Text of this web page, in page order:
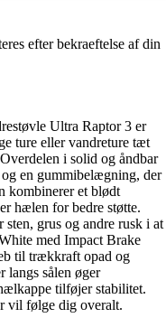
efter bekraeftelse af din
Ultra Raptor 3 er
ture eller vandreture tæt
i solid og åndbar
en gummibelægning, der
kombinerer et blødt
hælen for bedre støtte.
grus og andre rusk i at
med Impact Brake
til trækkraft opad og
langs sålen øger
tilføjer stabilitet.
vil følge dig overalt.